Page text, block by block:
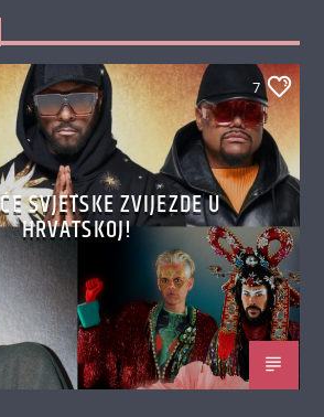
7
SVJETSKE ZVIJEZDE U
HRVATSKOJ!